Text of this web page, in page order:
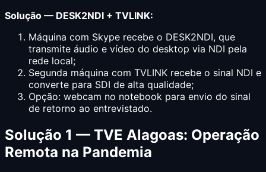
Solução — DESK2NDI + TVLINK:
Máquina com Skype recebe o DESK2NDI, que
transmite áudio e vídeo do desktop via NDI pela
rede local;
Segunda máquina com TVLINK recebe o sinal NDI e
converte para SDI de alta qualidade;
Opção: webcam no notebook para envio do sinal
de retorno ao entrevistado.
Solução 1 — TVE Alagoas: Operação
Remota na Pandemia